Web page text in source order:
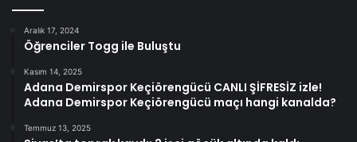
Aralık 17, 2024
Öğrenciler Togg ile Buluştu
Kasım 14, 2025
Adana Demirspor Keçiörengücü CANLI ŞİFRESİZ izle!
Adana Demirspor Keçiörengücü maçı hangi kanalda?
Temmuz 13, 2025